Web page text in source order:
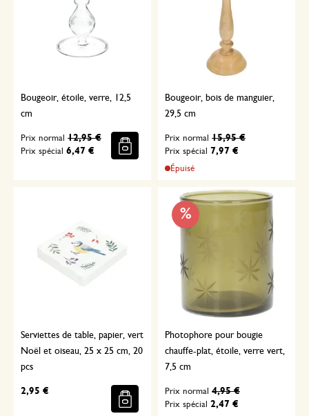
Bougeoir, étoile, verre, 12,5
cm
Prix spécial 6,47 €
Prix normal 12,95 €
Bougeoir, bois de manguier,
29,5 cm
Prix spécial 7,97 €
Prix normal 15,95 €
Épuisé
Serviettes de table, papier, vert
Noël et oiseau, 25 x 25 cm, 20
pcs
2,95 €
%
Photophore pour bougie
chauffe-plat, étoile, verre vert,
7,5 cm
Prix spécial 2,47 €
Prix normal 4,95 €